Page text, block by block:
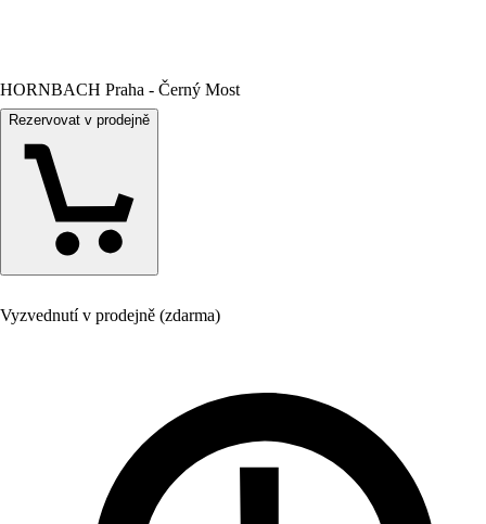
HORNBACH Praha - Černý Most
Rezervovat v prodejně
Vyzvednutí v prodejně (zdarma)